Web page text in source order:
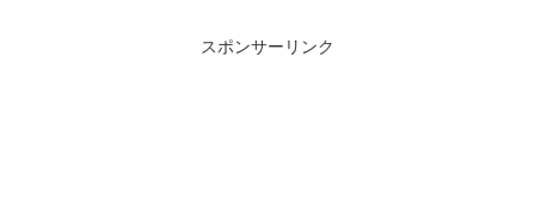
スポンサーリンク